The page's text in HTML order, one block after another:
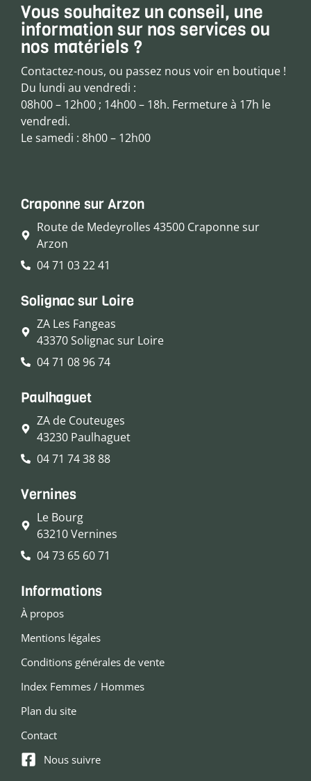
Vous souhaitez un conseil, une
information sur nos services ou
nos matériels ?
Contactez-nous, ou passez nous voir en boutique !
Du lundi au vendredi :
08h00 – 12h00 ; 14h00 – 18h. Fermeture à 17h le
vendredi.
Le samedi : 8h00 – 12h00
Craponne sur Arzon
Route de Medeyrolles 43500 Craponne sur
Arzon
04 71 03 22 41
Solignac sur Loire
ZA Les Fangeas
43370 Solignac sur Loire
04 71 08 96 74
Paulhaguet
ZA de Couteuges
43230 Paulhaguet
04 71 74 38 88
Vernines
Le Bourg
63210 Vernines
04 73 65 60 71
Informations
À propos
Mentions légales
Conditions générales de vente
Index Femmes / Hommes
Plan du site
Contact
Nous suivre